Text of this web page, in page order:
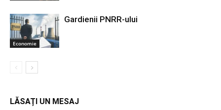
Economie
Gardienii PNRR-ului
LĂSAȚI UN MESAJ